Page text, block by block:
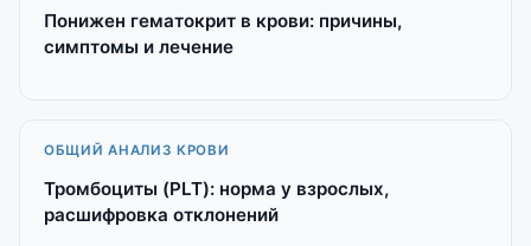
Понижен гематокрит в крови: причины,
симптомы и лечение
ОБЩИЙ АНАЛИЗ КРОВИ
Тромбоциты (PLT): норма у взрослых,
расшифровка отклонений